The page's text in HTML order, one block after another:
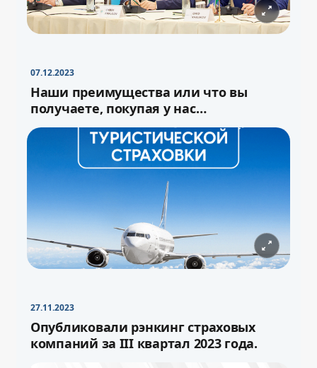
07.12.2023
Наши преимущества или что вы
получаете, покупая у нас
туристическую страховку
− 16pt
27.11.2023
Опубликовали рэнкинг страховых
компаний за III квартал 2023 года.